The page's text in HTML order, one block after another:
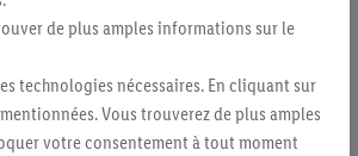
de plus amples informations sur le
technologies nécessaires. En cliquant sur
Vous trouverez de plus amples
votre consentement à tout moment